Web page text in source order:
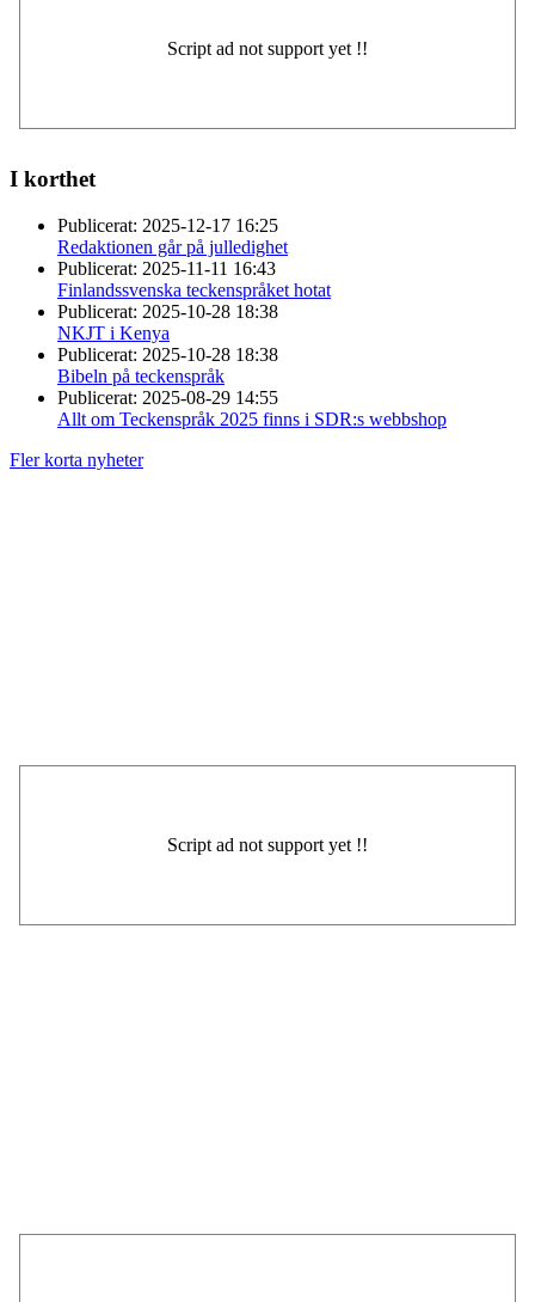
I korthet
Publicerat: 2025-12-17 16:25
Redaktionen går på julledighet
Publicerat: 2025-11-11 16:43
Finlandssvenska teckenspråket hotat
Publicerat: 2025-10-28 18:38
NKJT i Kenya
Publicerat: 2025-10-28 18:38
Bibeln på teckenspråk
Publicerat: 2025-08-29 14:55
Allt om Teckenspråk 2025 finns i SDR:s webbshop
Fler korta nyheter